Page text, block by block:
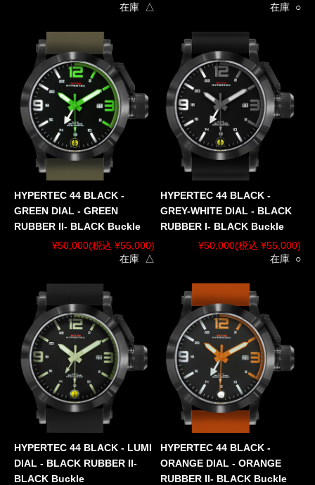
在庫 △
在庫 ○
HYPERTEC 44 BLACK -
GREEN DIAL - GREEN
RUBBER II- BLACK Buckle
¥50,000(税込 ¥55,000)
在庫 △
HYPERTEC 44 BLACK -
GREY-WHITE DIAL - BLACK
RUBBER I- BLACK Buckle
¥50,000(税込 ¥55,000)
在庫 ○
HYPERTEC 44 BLACK - LUMI
DIAL - BLACK RUBBER II-
BLACK Buckle
HYPERTEC 44 BLACK -
ORANGE DIAL - ORANGE
RUBBER II- BLACK Buckle